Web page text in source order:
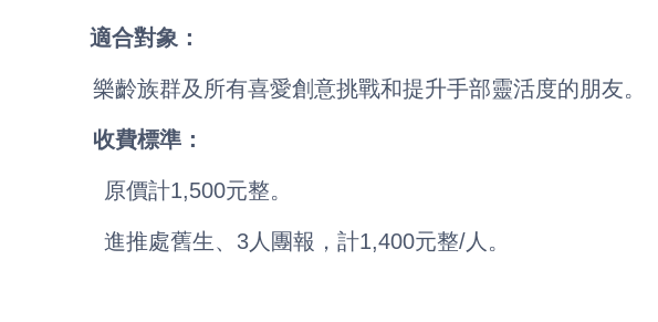
適合對象：
樂齡族群及所有喜愛創意挑戰和提升手部靈活度的朋友。
收費標準：
原價計1,500元整。
進推處舊生、3人團報，計1,400元整/人。